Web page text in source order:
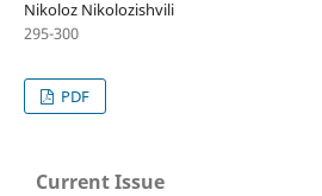
Nikoloz Nikolozishvili
295-300
PDF
Current Issue